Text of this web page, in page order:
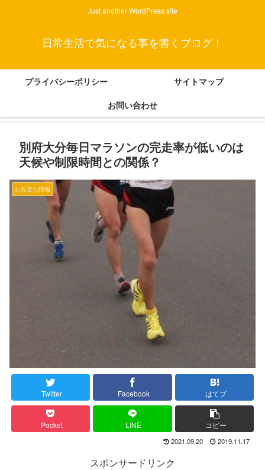
Just another WordPress site
日常生活で気になる事を書くブログ！
プライバシーポリシー
サイトマップ
お問い合わせ
別府大分毎日マラソンの完走率が低いのは
天候や制限時間との関係？
お役立ち情報
Twitter Facebook はてブ
Pocket LINE コピー
2021.09.20 2019.11.17
スポンサードリンク